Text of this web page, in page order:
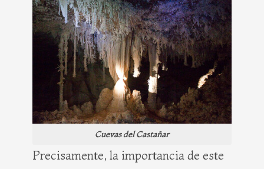
Cuevas del Castañar
Precisamente, la importancia de este